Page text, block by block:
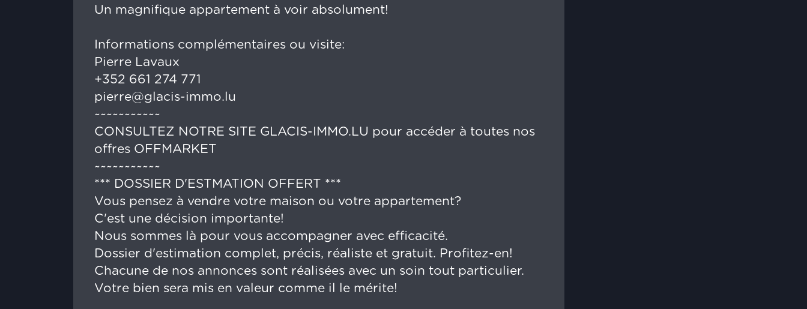
Un magnifique appartement à voir absolument!
Informations complémentaires ou visite:
Pierre Lavaux
+352 661 274 771
pierre@glacis-immo.lu
~~~~~~~~~~~
CONSULTEZ NOTRE SITE GLACIS-IMMO.LU pour accéder à toutes nos
offres OFFMARKET
~~~~~~~~~~~
*** DOSSIER D'ESTMATION OFFERT ***
Vous pensez à vendre votre maison ou votre appartement?
C'est une décision importante!
Nous sommes là pour vous accompagner avec efficacité.
Dossier d'estimation complet, précis, réaliste et gratuit. Profitez-en!
Chacune de nos annonces sont réalisées avec un soin tout particulier.
Votre bien sera mis en valeur comme il le mérite!